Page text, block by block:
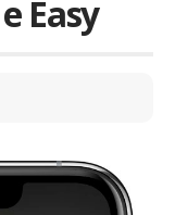
Easy